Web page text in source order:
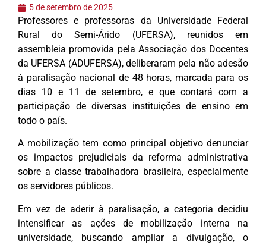
5 de setembro de 2025
Professores e professoras da Universidade Federal
Rural do Semi-Árido (UFERSA), reunidos em
assembleia promovida pela Associação dos Docentes
da UFERSA (ADUFERSA), deliberaram pela não adesão
à paralisação nacional de 48 horas, marcada para os
dias 10 e 11 de setembro, e que contará com a
participação de diversas instituições de ensino em
todo o país.
A mobilização tem como principal objetivo denunciar
os impactos prejudiciais da reforma administrativa
sobre a classe trabalhadora brasileira, especialmente
os servidores públicos.
Em vez de aderir à paralisação, a categoria decidiu
intensificar as ações de mobilização interna na
universidade, buscando ampliar a divulgação, o